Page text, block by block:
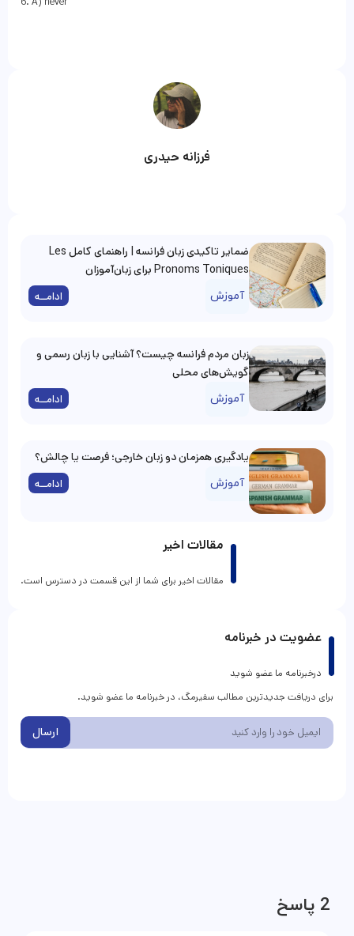
فرزانه حیدری
مقالات اخیر
مقالات اخیر برای شما از این قسمت در دسترس است.
ضمایر تاکیدی زبان فرانسه | راهنمای کامل Les
Pronoms Toniques برای زبان‌آموزان
آموزش ادامــه
زبان مردم فرانسه چیست؟ آشنایی با زبان رسمی و
گویش‌های محلی
آموزش ادامــه
یادگیری همزمان دو زبان خارجی؛ فرصت یا چالش؟
آموزش ادامــه
عضویت در خبرنامه
درخبرنامه ما عضو شوید
برای دریافت جدیدترین مطالب سفیرمگ، در خبرنامه ما عضو شوید.
ارسال
2 پاسخ